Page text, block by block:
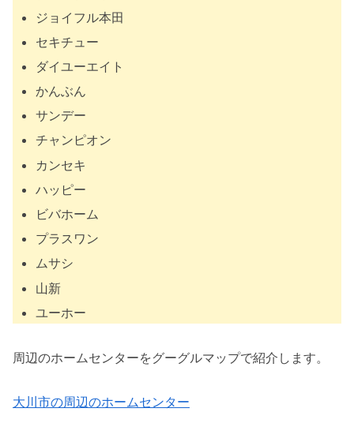
ジョイフル本田
セキチュー
ダイユーエイト
かんぶん
サンデー
チャンピオン
カンセキ
ハッピー
ビバホーム
プラスワン
ムサシ
山新
ユーホー
周辺のホームセンターをグーグルマップで紹介します。
大川市の周辺のホームセンター